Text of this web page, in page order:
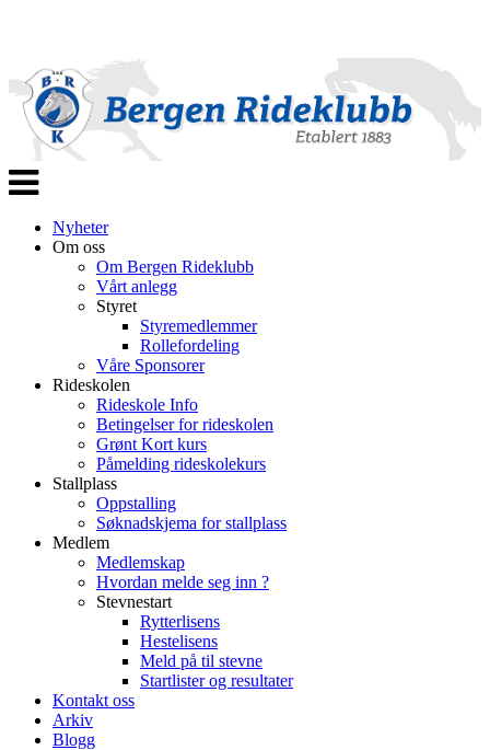
Veksle
navigasjon
Nyheter
Om oss
Om Bergen Rideklubb
Vårt anlegg
Styret
Styremedlemmer
Rollefordeling
Våre Sponsorer
Rideskolen
Rideskole Info
Betingelser for rideskolen
Grønt Kort kurs
Påmelding rideskolekurs
Stallplass
Oppstalling
Søknadskjema for stallplass
Medlem
Medlemskap
Hvordan melde seg inn ?
Stevnestart
Rytterlisens
Hestelisens
Meld på til stevne
Startlister og resultater
Kontakt oss
Arkiv
Blogg